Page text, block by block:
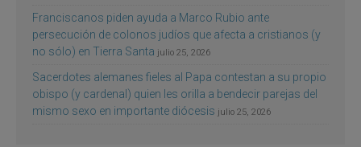
Franciscanos piden ayuda a Marco Rubio ante
persecución de colonos judíos que afecta a cristianos (y
no sólo) en Tierra Santa julio 25, 2026
Sacerdotes alemanes fieles al Papa contestan a su propio
obispo (y cardenal) quien les orilla a bendecir parejas del
mismo sexo en importante diócesis julio 25, 2026